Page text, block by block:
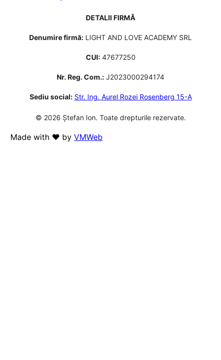
DETALII FIRMĂ
Denumire firmă: LIGHT AND LOVE ACADEMY SRL
CUI:47677250
Nr. Reg. Com.: J2023000294174
Sediu social: Str. Ing. Aurel Rozei Rosenberg 15-A
© 2026 Ștefan Ion. Toate drepturile rezervate.
Made with ❤️ by VMWeb